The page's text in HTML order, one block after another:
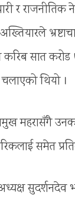
र राजनीतिक
करिब सात
चलाएको थियो ।
महरासँगै
समेत
सुदर्शनदेव